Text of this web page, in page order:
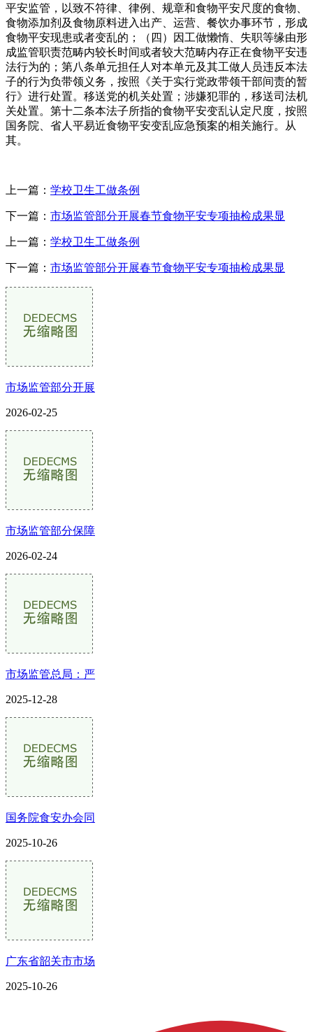
平安监管，以致不符律、律例、规章和食物平安尺度的食物、
食物添加剂及食物原料进入出产、运营、餐饮办事环节，形成
食物平安现患或者变乱的；（四）因工做懒惰、失职等缘由形
成监管职责范畴内较长时间或者较大范畴内存正在食物平安违
法行为的；第八条单元担任人对本单元及其工做人员违反本法
子的行为负带领义务，按照《关于实行党政带领干部间责的暂
行》进行处置。移送党的机关处置；涉嫌犯罪的，移送司法机
关处置。第十二条本法子所指的食物平安变乱认定尺度，按照
国务院、省人平易近食物平安变乱应急预案的相关施行。从
其。
上一篇： 学校卫生工做条例
下一篇： 市场监管部分开展春节食物平安专项抽检成果显
上一篇： 学校卫生工做条例
下一篇： 市场监管部分开展春节食物平安专项抽检成果显
市场监管部分开展
2026-02-25
市场监管部分保障
2026-02-24
市场监管总局：严
2025-12-28
国务院食安办会同
2025-10-26
广东省韶关市市场
2025-10-26